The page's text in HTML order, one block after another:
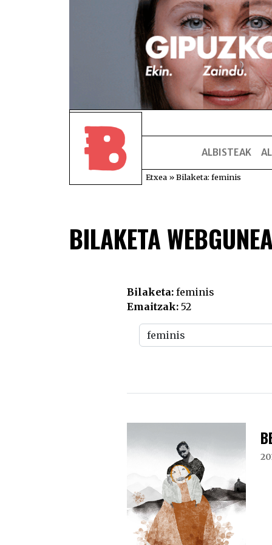
ALBISTEAK
Etxea »Bilaketa: feminis
BILAKETA
Bilaketa: feminis
Emaitzak: 52